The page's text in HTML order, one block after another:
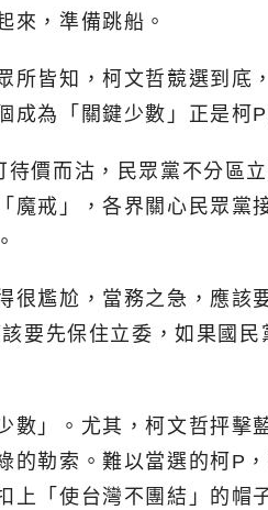
來，準備跳船。
皆知，柯文哲競選到底
為「關鍵少數」正是柯
價而沽，民眾黨不分區
魔戒」，各界關心民眾黨
尷尬，當務之急，應該
要先保住立委，如果國
」。尤其，柯文哲抨擊
勒索。難以當選的柯P
上「使台灣不團結」的帽